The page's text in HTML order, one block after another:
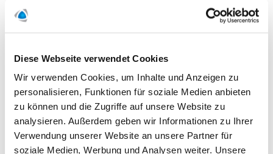
Diese Webseite verwendet Cookies
Wir verwenden Cookies, um Inhalte und Anzeigen zu
personalisieren, Funktionen für soziale Medien anbieten
zu können und die Zugriffe auf unsere Website zu
analysieren. Außerdem geben wir Informationen zu Ihrer
Verwendung unserer Website an unsere Partner für
soziale Medien, Werbung und Analysen weiter. Unsere
Videoüberwachung
Korrelation
Endoskopie
Thermografie
Tracergas
POLYGON - Wir machen das für Sie.
24/7 Notrufnummer 0800 68 68 377